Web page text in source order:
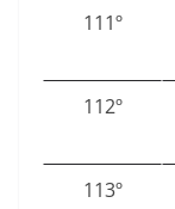
111º
112º
113º